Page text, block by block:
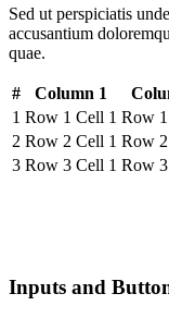
Sed ut perspiciatis
accusantium
quae.
# Column 1
1 Row 1 Cell 1 Row
2 Row 2 Cell 1 Row
3 Row 3 Cell 1 Row
Inputs and